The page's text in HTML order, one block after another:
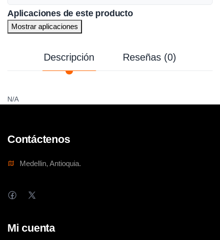
Aplicaciones de este producto
Mostrar aplicaciones
Descripción Reseñas (0)
N/A
Contáctenos
Medellin, Antioquia.
Mi cuenta